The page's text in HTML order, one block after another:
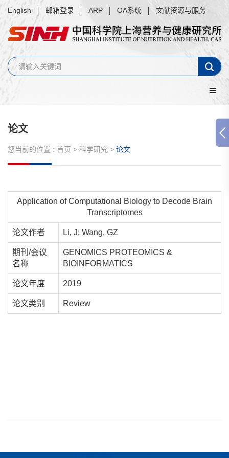
English 邮箱登录 ARP OA系统 文献资源与服务
论文
您当前的位置 : 首页 > 科学研究 > 论文
Application of Computational Biology to Decode Brain
Transcriptomes
论文作者 Li, J; Wang, GZ
期刊/会议
名称
GENOMICS PROTEOMICS &
BIOINFORMATICS
论文年度 2019
论文类别 Review